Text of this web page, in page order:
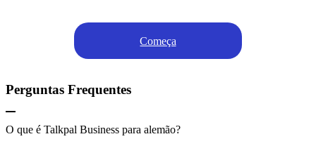
Começa
Perguntas Frequentes
O que é Talkpal Business para alemão?